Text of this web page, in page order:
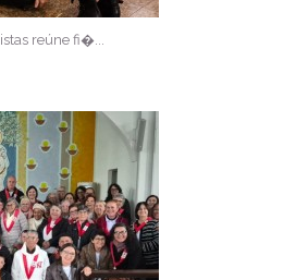
reúne fi�...